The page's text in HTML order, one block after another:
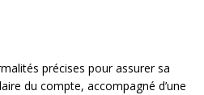
précises pour assurer sa
du compte, accompagné d’une